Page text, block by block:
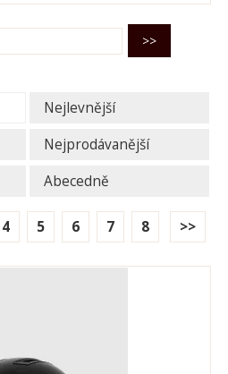
Nejlevnější
Nejprodávanější
Abecedně
4 5 6 7 8 >>